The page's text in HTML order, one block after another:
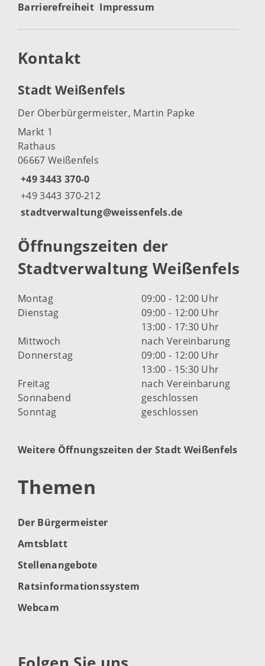
Barrierefreiheit Impressum
Kontakt
Stadt Weißenfels
Der Oberbürgermeister, Martin Papke
Markt 1
Rathaus
06667 Weißenfels
+49 3443 370-0
+49 3443 370-212
stadtverwaltung@weissenfels.de
Öffnungszeiten der
Stadtverwaltung Weißenfels
Montag
09:00 - 12:00 Uhr
Dienstag
09:00 - 12:00 Uhr
13:00 - 17:30 Uhr
Mittwoch
nach Vereinbarung
Donnerstag
09:00 - 12:00 Uhr
13:00 - 15:30 Uhr
Freitag
nach Vereinbarung
Sonnabend
geschlossen
Sonntag
geschlossen
Weitere Öffnungszeiten der Stadt Weißenfels
Themen
Der Bürgermeister
Amtsblatt
Stellenangebote
Ratsinformationssystem
Webcam